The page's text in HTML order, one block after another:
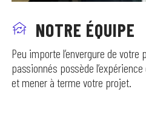
NOTRE ÉQUIPE
Peu importe l’envergure de
passionnés possède
et mener à terme votre projet.